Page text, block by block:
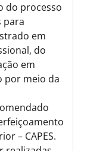
do processo
para
em
do
em
por meio da
– CAPES.